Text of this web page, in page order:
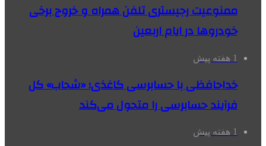
ممنوعیت رجیستری تلفن همراه و خروج برخی
خودروها در ایام اربعین
1 هفته پیش
خداحافظی با حسابرسی کاغذی؛ «شحاب» کل
فرآیند حسابرسی را متحول می‌کند
1 هفته پیش